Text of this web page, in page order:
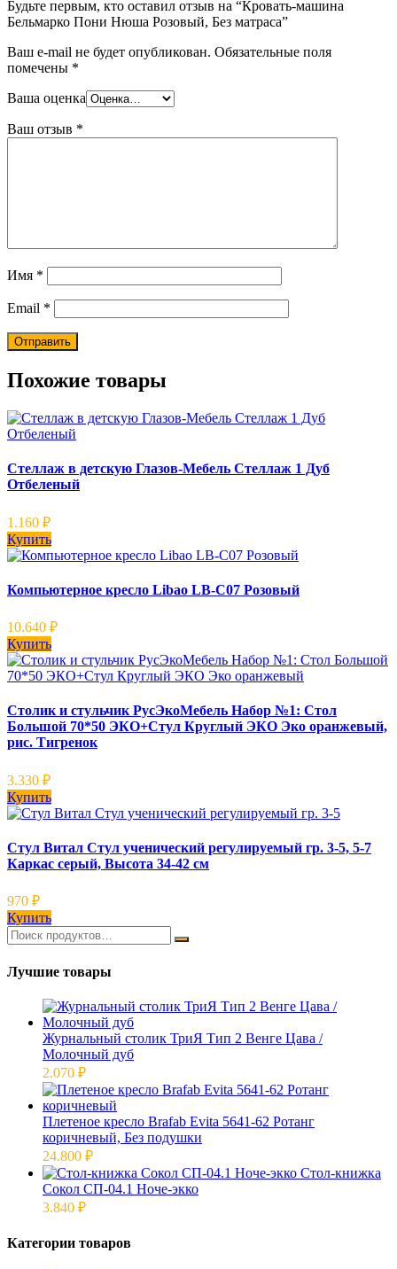
Будьте первым, кто оставил отзыв на “Кровать-машина
Бельмарко Пони Нюша Розовый, Без матраса”
Ваш e-mail не будет опубликован. Обязательные поля
помечены *
Ваша оценка
Ваш отзыв *
Имя *
Email *
Похожие товары
Стеллаж в детскую Глазов-Мебель Стеллаж 1 Дуб
Отбеленый
1.160 ₽
Купить
Компьютерное кресло Libao LB-C07 Розовый
10.640 ₽
Купить
Столик и стульчик РусЭкоМебель Набор №1: Стол
Большой 70*50 ЭКО+Стул Круглый ЭКО Эко оранжевый,
рис. Тигренок
3.330 ₽
Купить
Стул Витал Стул ученический регулируемый гр. 3-5, 5-7
Каркас серый, Высота 34-42 см
970 ₽
Купить
Лучшие товары
Журнальный столик ТриЯ Тип 2 Венге Цава /
Молочный дуб
2.070 ₽
Плетеное кресло Brafab Evita 5641-62 Ротанг
коричневый, Без подушки
24.800 ₽
Стол-книжка
Сокол СП-04.1 Ноче-экко
3.840 ₽
Категории товаров